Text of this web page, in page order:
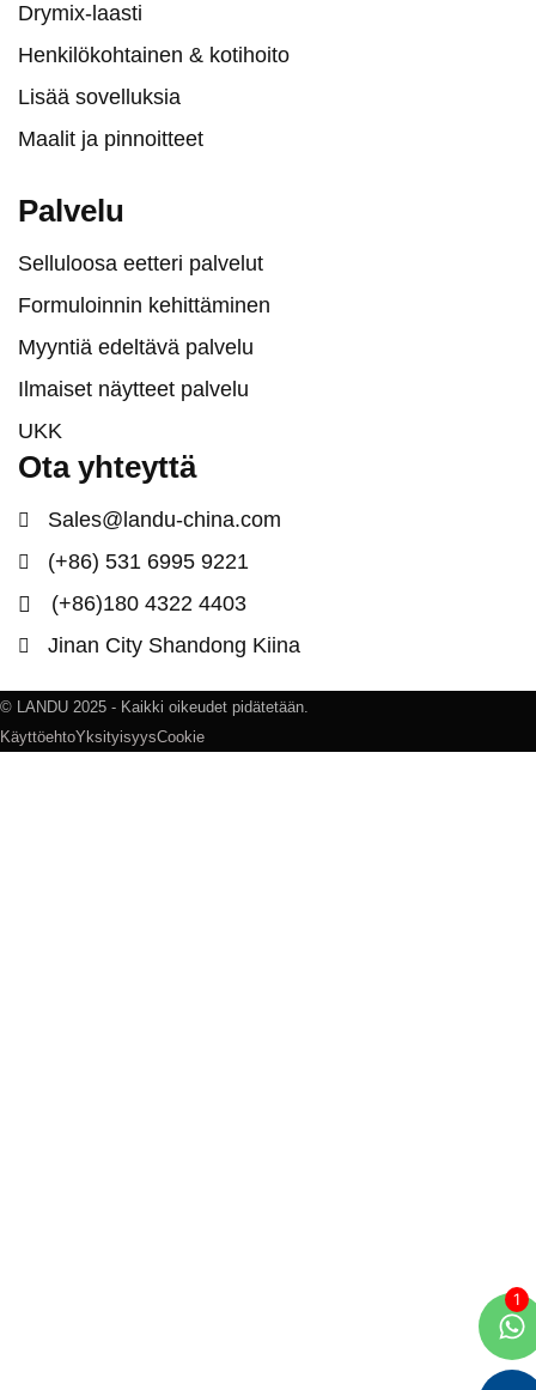
Drymix-laasti
Henkilökohtainen & kotihoito
Lisää sovelluksia
Maalit ja pinnoitteet
Palvelu
Selluloosa eetteri palvelut
Formuloinnin kehittäminen
Myyntiä edeltävä palvelu
Ilmaiset näytteet palvelu
UKK
Ota yhteyttä
Sales@landu-china.com
(+86) 531 6995 9221
(+86)180 4322 4403
Jinan City Shandong Kiina
© LANDU 2025 - Kaikki oikeudet pidätetään.
KäyttöehtoYksityisyysCookie